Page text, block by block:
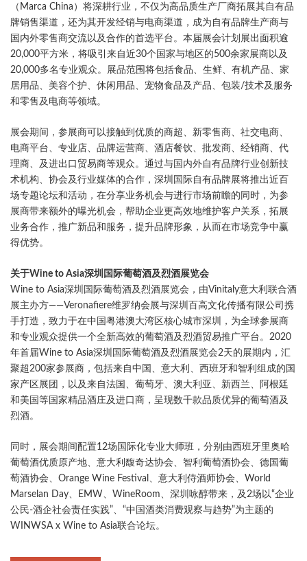
（Marca China）将深耕行业，不仅为高品质生产厂商拓展其自有品
牌销售渠道，还为其开发经销与电商渠道，成为自有品牌生产商与
国内外零售商交流以及合作的首选平台。本届展会计划展出面积逾
20,000平方米，将吸引来自近30个国家与地区的500余家展商以及
20,000多名专业观众。展品范围将包括食品、生鲜、有机产品、家
居用品、美容个护、休闲用品、宠物食品及产品、包装/技术及服务
和零售及电商等领域。
展会期间，参展商可以接触到优质的商超、新零售商、社交电商、
电商平台、专业店、品牌运营商、酒店餐饮、批发商、经销商、代
理商、及进出口贸易商等观众。通过与国内外自有品牌行业创新技
术机构、协会及行业媒体的合作，深圳国际自有品牌展将推出近百
场专题论坛和活动，在分享业务机会与进行市场前瞻的同时，为参
展商带来额外的曝光机会，帮助企业更高效地维护客户关系，拓展
业务合作，推广新品和服务，提升品牌形象，从而在市场竞争中赢
得优势。
关于Wine to Asia深圳国际葡萄酒及烈酒展览会
Wine to Asia深圳国际葡萄酒及烈酒展览会，由Vinitaly意大利联合酒
展主办方——Veronafiere维罗纳会展与深圳百高文化传播有限公司携
手打造，致力于在中国粤港澳大湾区核心城市深圳，为全球参展商
和专业观众提供一个全新高效的葡萄酒及烈酒贸易推广平台。2020
年首届Wine to Asia深圳国际葡萄酒及烈酒展览会2天的展期内，汇
聚超200家参展商，包括来自中国、意大利、西班牙和智利组成的国
家产区展团，以及来自法国、葡萄牙、澳大利亚、新西兰、阿根廷
和美国等国家精品酒庄及进口商，呈现数千款品质优异的葡萄酒及
烈酒。
同时，展会期间配置12场国际化专业大师班，分别由西班牙里奥哈
葡萄酒优质原产地、意大利馥奇达协会、智利葡萄酒协会、德国葡
萄酒协会、Orange Wine Festival、意大利侍酒师协会、World
Marselan Day、EMW、WineRoom、深圳咏醇带来，及2场以“企业
公民-酒企社会责任实践”、“中国酒类消费观察与趋势”为主题的
WINWSA x Wine to Asia联合论坛。